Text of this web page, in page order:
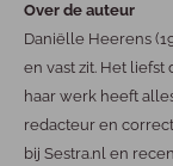
Over de auteur
Daniëlle Heerens
en vast zit. Het
haar werk heeft
redacteur en
bij Sestra.nl en